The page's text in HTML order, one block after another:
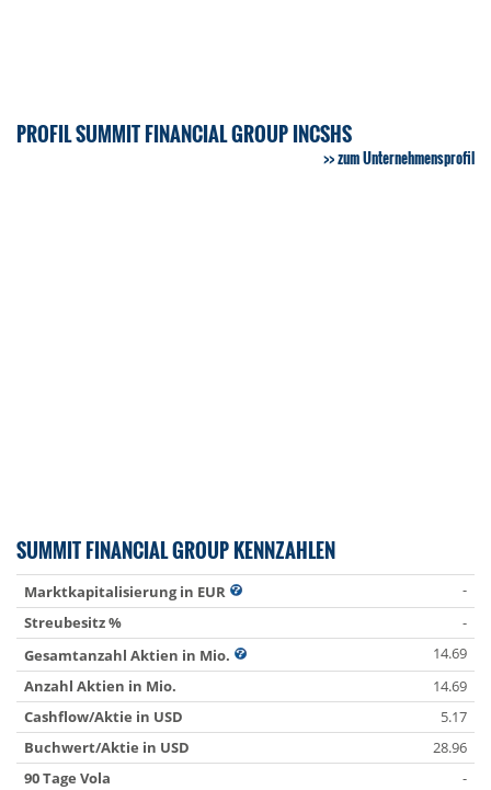
PROFIL SUMMIT FINANCIAL GROUP INCSHS
zum Unternehmensprofil
SUMMIT FINANCIAL GROUP KENNZAHLEN
Marktkapitalisierung in EUR
-
Streubesitz %
-
Gesamtanzahl Aktien in Mio.
14.69
Anzahl Aktien in Mio.
14.69
Cashflow/Aktie in USD
5.17
Buchwert/Aktie in USD
28.96
90 Tage Vola
-